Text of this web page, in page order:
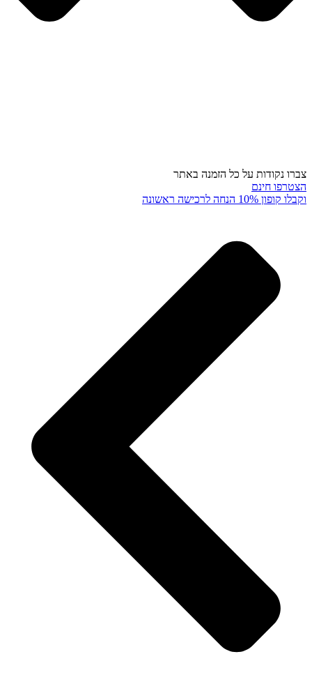
צברו נקודות על כל הזמנה באתר
הצטרפו חינם
וקבלו קופון 10% הנחה לרכישה ראשונה